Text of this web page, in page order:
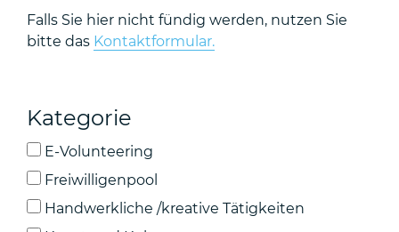
Falls Sie hier nicht fündig werden, nutzen Sie
bitte das Kontaktformular.
Kategorie
E-Volunteering
Freiwilligenpool
Handwerkliche /kreative Tätigkeiten